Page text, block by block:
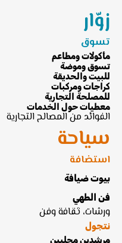
زوّار
تسوق
مأكولات ومطاعم
تسوق وموضة
للبيت والحديقة
كراجات ومركبات
للمصلحة التجارية
معطيات حول الخدمات
الفوائد من المصالح التجارية
سياحة
استضافة
بيوت ضيافة
فن الطهي
ورشات، ثقافة وفن
نتجول
مرشدين محليين